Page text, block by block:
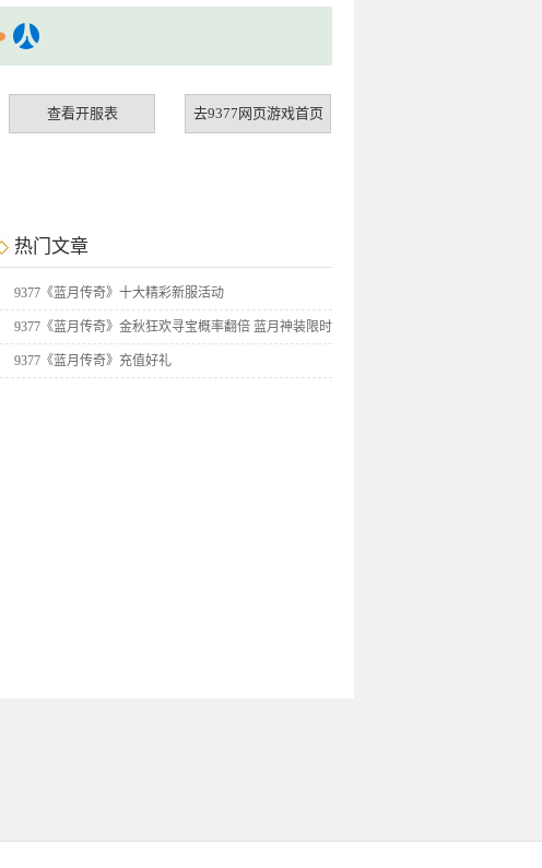
查看开服表 去9377网页游戏首页
热门文章
9377《蓝月传奇》十大精彩新服活动
9377《蓝月传奇》金秋狂欢寻宝概率翻倍 蓝月神装限时
抽
9377《蓝月传奇》充值好礼